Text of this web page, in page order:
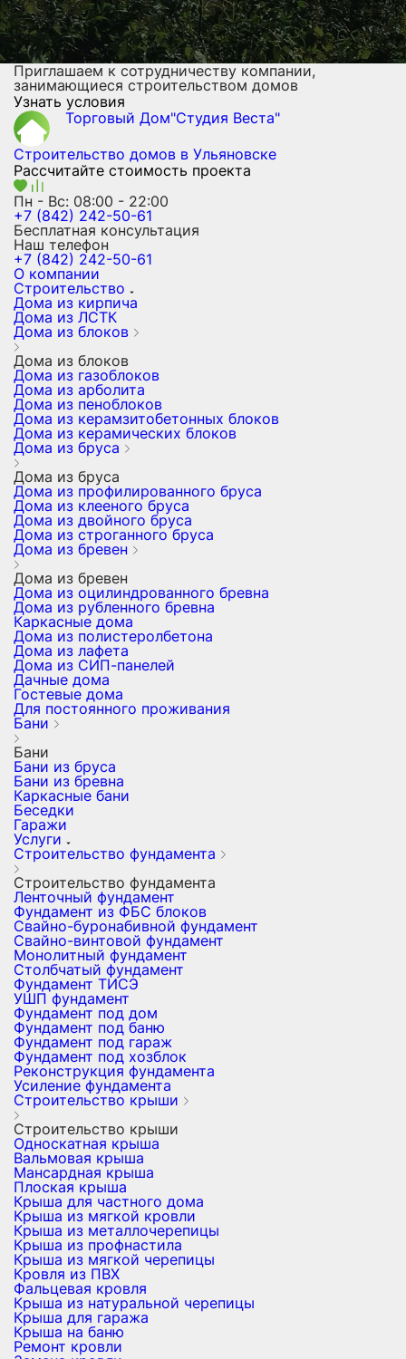
Приглашаем к сотрудничеству компании,
занимающиеся строительством домов
Узнать условия
Торговый Дом"Студия Веста"
Строительство домов в Ульяновске
Рассчитайте стоимость проекта
Пн - Вс: 08:00 - 22:00
+7 (842) 242-50-61
Бесплатная консультация
Наш телефон
+7 (842) 242-50-61
О компании
Строительство
Дома из кирпича
Дома из ЛСТК
Дома из блоков
Дома из блоков
Дома из газоблоков
Дома из арболита
Дома из пеноблоков
Дома из керамзитобетонных блоков
Дома из керамических блоков
Дома из бруса
Дома из бруса
Дома из профилированного бруса
Дома из клееного бруса
Дома из двойного бруса
Дома из строганного бруса
Дома из бревен
Дома из бревен
Дома из оцилиндрованного бревна
Дома из рубленного бревна
Каркасные дома
Дома из полистеролбетона
Дома из лафета
Дома из СИП-панелей
Дачные дома
Гостевые дома
Для постоянного проживания
Бани
Бани
Бани из бруса
Бани из бревна
Каркасные бани
Беседки
Гаражи
Услуги
Строительство фундамента
Строительство фундамента
Ленточный фундамент
Фундамент из ФБС блоков
Свайно-буронабивной фундамент
Свайно-винтовой фундамент
Монолитный фундамент
Столбчатый фундамент
Фундамент ТИСЭ
УШП фундамент
Фундамент под дом
Фундамент под баню
Фундамент под гараж
Фундамент под хозблок
Реконструкция фундамента
Усиление фундамента
Строительство крыши
Строительство крыши
Односкатная крыша
Вальмовая крыша
Мансардная крыша
Плоская крыша
Крыша для частного дома
Крыша из мягкой кровли
Крыша из металлочерепицы
Крыша из профнастила
Крыша из мягкой черепицы
Кровля из ПВХ
Фальцевая кровля
Крыша из натуральной черепицы
Крыша для гаража
Крыша на баню
Ремонт кровли